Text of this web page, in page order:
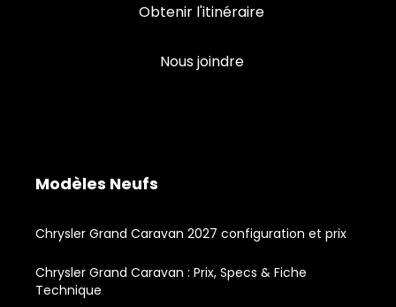
Obtenir l'itinéraire
Nous joindre
Modèles Neufs
Chrysler Grand Caravan 2027 configuration et prix
Chrysler Grand Caravan : Prix, Specs & Fiche
Technique